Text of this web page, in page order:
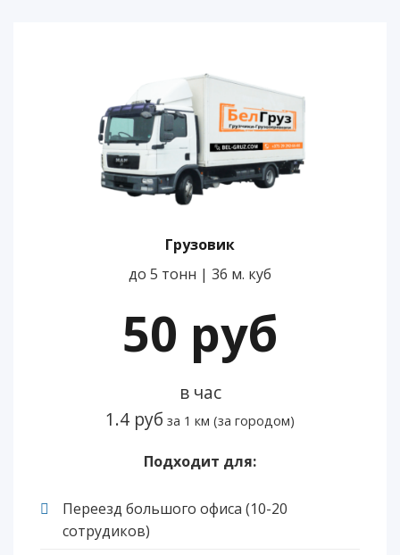
Грузовик
до 5 тонн | 36 м. куб
50 руб
в час
1.4 руб за 1 км (за городом)
Подходит для:
Переезд большого офиса (10-20
сотрудиков)